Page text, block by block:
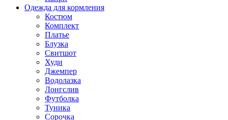
Одежда для кормления
Костюм
Комплект
Платье
Блузка
Свитшот
Худи
Джемпер
Водолазка
Лонгслив
Футболка
Туника
Сорочка